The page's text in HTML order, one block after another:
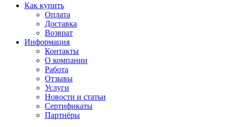
Как купить
Оплата
Доставка
Возврат
Информация
Контакты
О компании
Работа
Отзывы
Услуги
Новости и статьи
Сертификаты
Партнёры